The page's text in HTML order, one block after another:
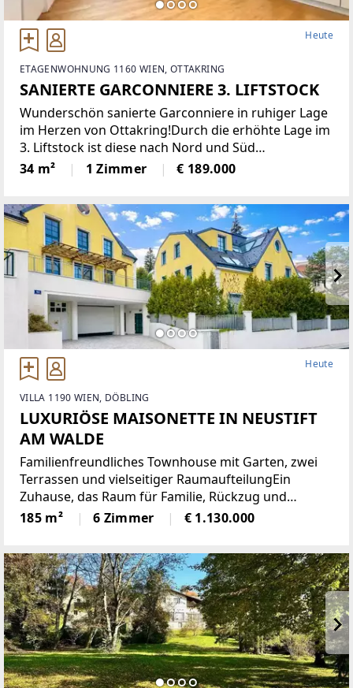
Heute
ETAGENWOHNUNG 1160 WIEN, OTTAKRING
SANIERTE GARCONNIERE 3. LIFTSTOCK
Wunderschön sanierte Garconniere in ruhiger Lage
im Herzen von Ottakring!Durch die erhöhte Lage im
3. Liftstock ist diese nach Nord und Süd
ausgerichtete Wohnung sehr hell und bietet eine
angenehme Wohnatmosphäre. Sie verfügt über
34 m² 1 Zimmer € 189.000
Heute
VILLA 1190 WIEN, DÖBLING
LUXURIÖSE MAISONETTE IN NEUSTIFT
AM WALDE
Familienfreundliches Townhouse mit Garten, zwei
Terrassen und vielseitiger RaumaufteilungEin
Zuhause, das Raum für Familie, Rückzug und
gemeinsames Leben schafft: Dieses grosszügige
Townhouse mit rund 185 m² Wohnfläche überzeugt
185 m² 6 Zimmer € 1.130.000